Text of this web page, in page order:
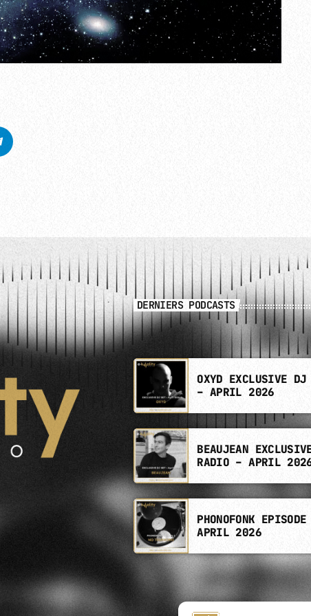
DERNIERS PODCASTS
OXYD EXCLUSIVE
– APRIL 2026
BEAUJEAN
RADIO – APRIL
PHONOFONK
APRIL 2026